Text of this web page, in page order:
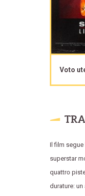
Voto
Il film segue
superstar
quattro
durature: